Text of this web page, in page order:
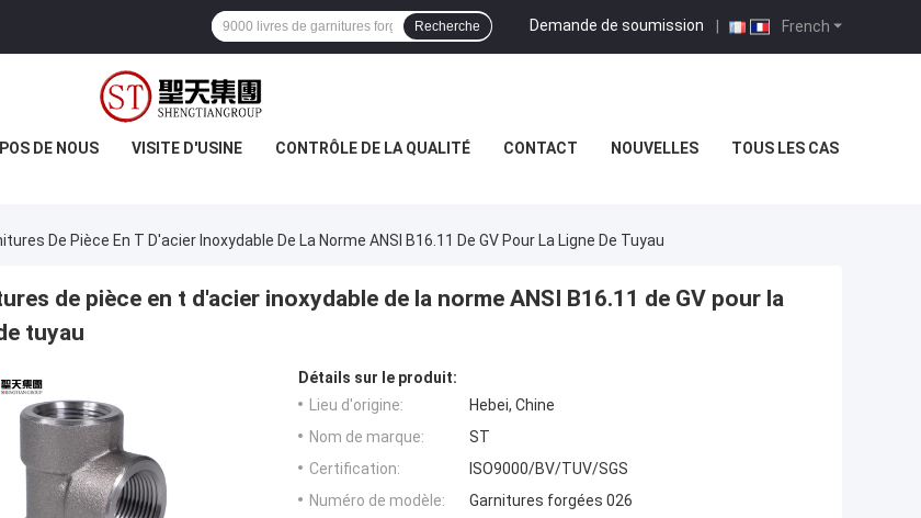
French
Demande de soumission |
Recherche
DE NOUS VISITE D'USINE CONTRÔLE DE LA QUALITÉ CONTACT NOUVELLES TOUS LES CAS
De Pièce En T D'acier Inoxydable De La Norme ANSI B16.11 De GV Pour La Ligne De Tuyau
de pièce en t d'acier inoxydable de la norme ANSI B16.11 de GV pour la
tuyau
Détails sur le produit:
Lieu d'origine:
Hebei, Chine
Nom de marque:
ST
Certification:
ISO9000/BV/TUV/SGS
Numéro de modèle:
Garnitures forgées 026